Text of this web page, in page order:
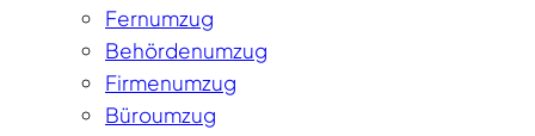
Fernumzug
Behördenumzug
Firmenumzug
Büroumzug